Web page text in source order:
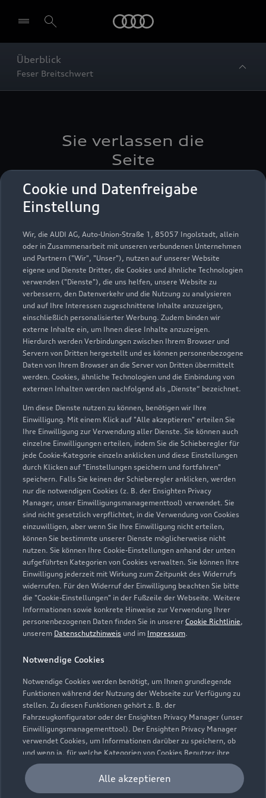
Cookie und Datenfreigabe
Einstellung
Wir, die AUDI AG, Auto-Union-Straße 1, 85057 Ingolstadt, allein
oder in Zusammenarbeit mit unseren verbundenen Unternehmen
und Partnern ("Wir", "Unser"), nutzen auf unserer Website
eigene und Dienste Dritter, die Cookies und ähnliche Technologien
verwenden ("Dienste"), die uns helfen, unsere Website zu
verbessern, den Datenverkehr und die Nutzung zu analysieren
und auf Ihre Interessen zugeschnittene Inhalte anzuzeigen,
einschließlich personalisierter Werbung. Zudem binden wir
externe Inhalte ein, um Ihnen diese Inhalte anzuzeigen.
Hierdurch werden Verbindungen zwischen Ihrem Browser und
Servern von Dritten hergestellt und es können personenbezogene
Daten von Ihrem Browser an die Server von Dritten übermittelt
werden. Cookies, ähnliche Technologien und die Einbindung von
externen Inhalten werden nachfolgend als „Dienste“ bezeichnet.
Um diese Dienste nutzen zu können, benötigen wir Ihre
Einwilligung. Mit einem Klick auf "Alle akzeptieren" erteilen Sie
Ihre Einwilligung zur Verwendung aller Dienste. Sie können auch
einzelne Einwilligungen erteilen, indem Sie die Schieberegler für
jede Cookie-Kategorie einzeln anklicken und diese Einstellungen
durch Klicken auf "Einstellungen speichern und fortfahren"
speichern. Falls Sie keinen der Schieberegler anklicken, werden
nur die notwendigen Cookies (z. B. der Ensighten Privacy
Manager, unser Einwilligungsmanagementtool) verwendet. Sie
sind nicht gesetzlich verpflichtet, in die Verwendung von Cookies
einzuwilligen, aber wenn Sie Ihre Einwilligung nicht erteilen,
können Sie bestimmte unserer Dienste möglicherweise nicht
nutzen. Sie können Ihre Cookie-Einstellungen anhand der unten
aufgeführten Kategorien von Cookies verwalten. Sie können Ihre
Einwilligung jederzeit mit Wirkung zum Zeitpunkt des Widerrufs
widerrufen. Für den Widerruf der Einwilligung beachten Sie bitte
die "Cookie-Einstellungen" in der Fußzeile der Webseite. Weitere
Informationen sowie konkrete Hinweise zur Verwendung Ihrer
personenbezogenen Daten finden Sie in unserer Cookie Richtlinie,
unserem Datenschutzhinweis und im Impressum.
Notwendige Cookies
Notwendige Cookies werden benötigt, um Ihnen grundlegende
Funktionen während der Nutzung der Webseite zur Verfügung zu
stellen. Zu diesen Funktionen gehört z. B. der
Fahrzeugkonfigurator oder der Ensighten Privacy Manager (unser
Einwilligungsmanagementtool). Der Ensighten Privacy Manager
verwendet Cookies, um Informationen darüber zu speichern, ob
und wenn ja, für welche Kategorien von Cookies Benutzer ihre
Einwilligung erteilt haben. Weitere Informationen zum Ensighten
Privacy Manager, sowie zu Ihren Rechten als betroffene Person
können Sie in unserer
Alle akzeptieren
Überblick
Feser Breitschwert
Sie verlassen die
Seite
Wenn Sie auf diesen Link gehen, verlassen Sie die
Seite der AUDI AG. Die AUDI AG macht sich die
eigen und ist für deren Inhalte nicht
verantwortlich. Die AUDI AG hat keinen Einfluss
darauf, welche Daten auf dieser Seite von Ihnen
erhoben, gespeichert oder verarbeitet werden.
Nähere Informationen können Sie hierzu in der
Datenschutzerklärung des Anbieters der externen
Website finden.
Weiter
Zurück nach oben
Modelle
Alle Modelle
Modelle vergleichen
Elektromodelle
Plug-in-Hybride
Kaufen & leasen
Neuwagensuche
Gebrauchtwagensuche
Gebrauchtwagen
Finanzierung
Service & Zubehör
Saisonale Angebote
Audi Services
Garantie
Audi digital services
myAudi
Support
Kundenservice
Häufige Fragen (FAQ)
Audi Online Beratung
Online-Terminvereinbarung
Servicekontakt
Bordbuch & Bedienungsanleitungen
Über Audi
Unternehmen
Karriere
Investor Relations
Presse & Media Center
Datenschutz
Audi erleben
© 2026 AUDI AG. Alle Rechte vorbehalten
Impressum Rechtliches
Hinweisgebersystem
Datenschutzinformation
Cookie-Einstellungen
Cookie-Richtlinie
Digital Services Act
EU Data Act